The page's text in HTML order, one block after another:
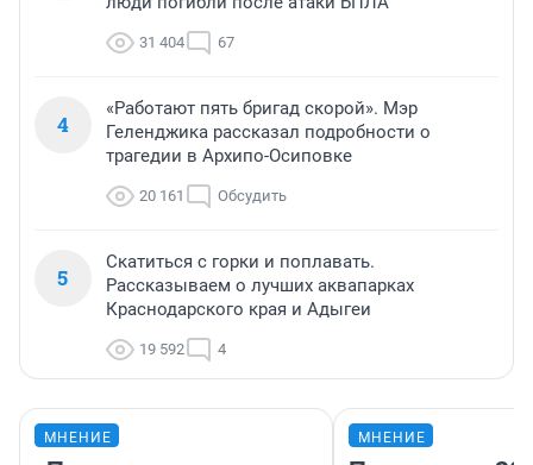
31 404 67
4
«Работают пять бригад скорой». Мэр
Геленджика рассказал подробности о
трагедии в Архипо-Осиповке
20 161 Обсудить
5
Скатиться с горки и поплавать.
Рассказываем о лучших аквапарках
Краснодарского края и Адыгеи
19 592 4
МНЕНИЕ МНЕНИЕ